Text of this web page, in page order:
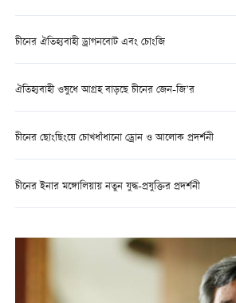
চীনের ঐতিহ্যবাহী ড্রাগনবোট এবং চোংজি
ঐতিহ্যবাহী ওষুধে আগ্রহ বাড়ছে চীনের জেন-জি’র
চীনের ছোংছিংয়ে চোখধাঁধানো ড্রোন ও আলোক প্রদর্শনী
চীনের ইনার মঙ্গোলিয়ায় নতুন যুদ্ধ-প্রযুক্তির প্রদর্শনী